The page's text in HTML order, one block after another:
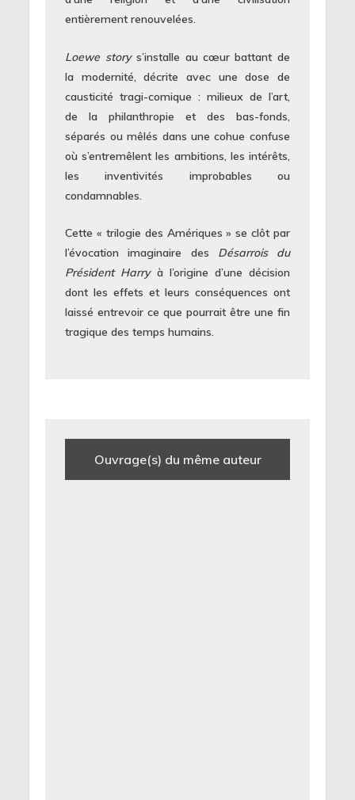
entièrement renouvelées.
Loewe storys’installe au cœur battant de
la modernité, décrite avec une dose de
causticité tragi-comique : milieux de l’art,
de la philanthropie et des bas-fonds,
séparés ou mêlés dans une cohue confuse
où s’entremêlent les ambitions, les intérêts,
les inventivités improbables ou
condamnables.
Cette « trilogie des Amériques » se clôt par
l’évocation imaginaire des Désarrois du
Président Harryà l’origine d’une décision
dont les effets et leurs conséquences ont
laissé entrevoir ce que pourrait être une fin
tragique des temps humains.
Ouvrage(s) du même auteur